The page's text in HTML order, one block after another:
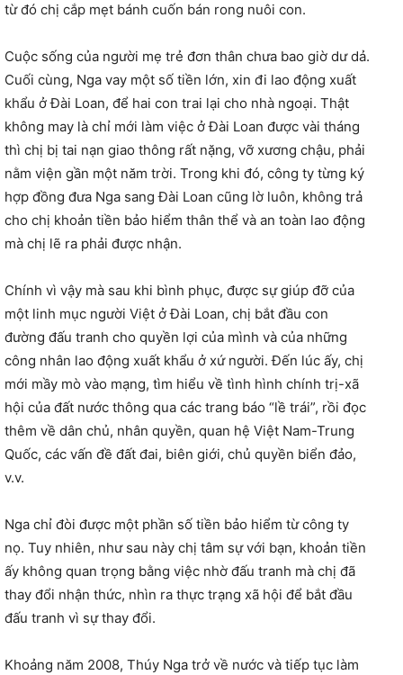
từ đó chị cắp mẹt bánh cuốn bán rong nuôi con.
Cuộc sống của người mẹ trẻ đơn thân chưa bao giờ dư dả.
Cuối cùng, Nga vay một số tiền lớn, xin đi lao động xuất
khẩu ở Đài Loan, để hai con trai lại cho nhà ngoại. Thật
không may là chỉ mới làm việc ở Đài Loan được vài tháng
thì chị bị tai nạn giao thông rất nặng, vỡ xương chậu, phải
nằm viện gần một năm trời. Trong khi đó, công ty từng ký
hợp đồng đưa Nga sang Đài Loan cũng lờ luôn, không trả
cho chị khoản tiền bảo hiểm thân thể và an toàn lao động
mà chị lẽ ra phải được nhận.
Chính vì vậy mà sau khi bình phục, được sự giúp đỡ của
một linh mục người Việt ở Đài Loan, chị bắt đầu con
đường đấu tranh cho quyền lợi của mình và của những
công nhân lao động xuất khẩu ở xứ người. Đến lúc ấy, chị
mới mầy mò vào mạng, tìm hiểu về tình hình chính trị-xã
hội của đất nước thông qua các trang báo “lề trái”, rồi đọc
thêm về dân chủ, nhân quyền, quan hệ Việt Nam-Trung
Quốc, các vấn đề đất đai, biên giới, chủ quyền biển đảo,
v.v.
Nga chỉ đòi được một phần số tiền bảo hiểm từ công ty
nọ. Tuy nhiên, như sau này chị tâm sự với bạn, khoản tiền
ấy không quan trọng bằng việc nhờ đấu tranh mà chị đã
thay đổi nhận thức, nhìn ra thực trạng xã hội để bắt đầu
đấu tranh vì sự thay đổi.
Khoảng năm 2008, Thúy Nga trở về nước và tiếp tục làm